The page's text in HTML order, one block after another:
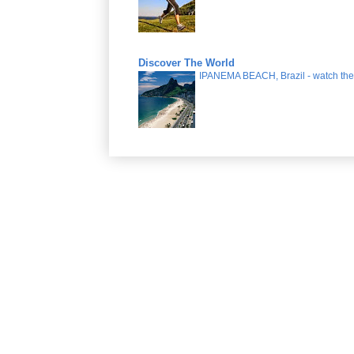
Discover The World
IPANEMA BEACH, Brazil - watch